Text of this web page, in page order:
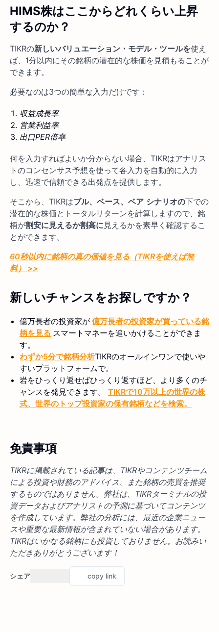
HIMS株はここからどれくらい上昇
するのか？
TIKRの新しいバリュエーション・モデル・ツールを使え
ば、1分以内にその銘柄の潜在的な株価を見積もることが
できます。
必要なのは3つの簡単な入力だけです：
収益成長率
営業利益率
出口PER倍率
何を入力すればよいか分からない場合、TIKRはアナリス
トのコンセンサス予想を使って各入力を自動的に入力
し、迅速で信頼できる出発点を提供します。
そこから、TIKRはブル、ベース、ベア シナリオの下での
潜在的な株価とトータルリターンを計算しますので、銘
柄が割安に見えるか割高に 見えるかを素早く確認するこ
とができます。
60秒以内に銘柄の真の価値を見る（TIKRを使えば無
料） >>
新しいチャンスをお探しですか？
億万長者の投資家が 億万長者の投資家が買っている銘
柄を見る スマートマネーを追いかけることができま
す。
わずか5分で銘柄分析TIKRのオールインワンで使いや
すいプラットフォームで。
岩をひっくり返せばひっくり返すほど、より多くのチ
ャンスを発見できます。 TIKRで10万以上の世界の株
式、世界のトップ投資家の保有銘柄などを検索。
免責事項
TIKRに掲載されている記事は、TIKRやコンテンツチーム
による投資や財務のアドバイス、また銘柄の売買を推奨
するものではありません。弊社は、TIKRターミナルの投
資データおよびアナリストの予測に基づいてコンテンツ
を作成しています。弊社の分析には、最近の企業ニュー
スや重要な最新情報が含まれていない場合があります。
TIKRはいかなる銘柄にも投資しておりません。お読みい
ただきありがとうございます！
シェア copy link